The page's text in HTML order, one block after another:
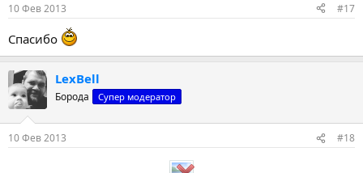
10 Фев 2013 #17
Спасибо
LexBell
Борода Супер модератор
10 Фев 2013 #18